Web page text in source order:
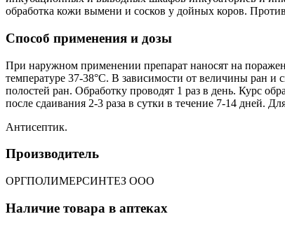
обработка кожи вымени и сосков у дойных коров.
Способ применения и дозы
При наружном применении препарат наносят на
температуре 37-38°С. В зависимости от величины ран
полостей ран. Обработку проводят 1 раз в день. Курс
после сдаивания 2-3 раза в сутки в течение 7-14 дней.
Антисептик.
Производитель
ОРГПОЛИМЕРСИНТЕЗ ООО
Наличие товара в аптеках